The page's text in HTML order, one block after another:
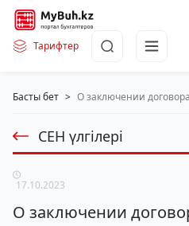
Тарифтер
Басты бет > О заключении
СЕН үлгілері
17.10.2023
О заключении